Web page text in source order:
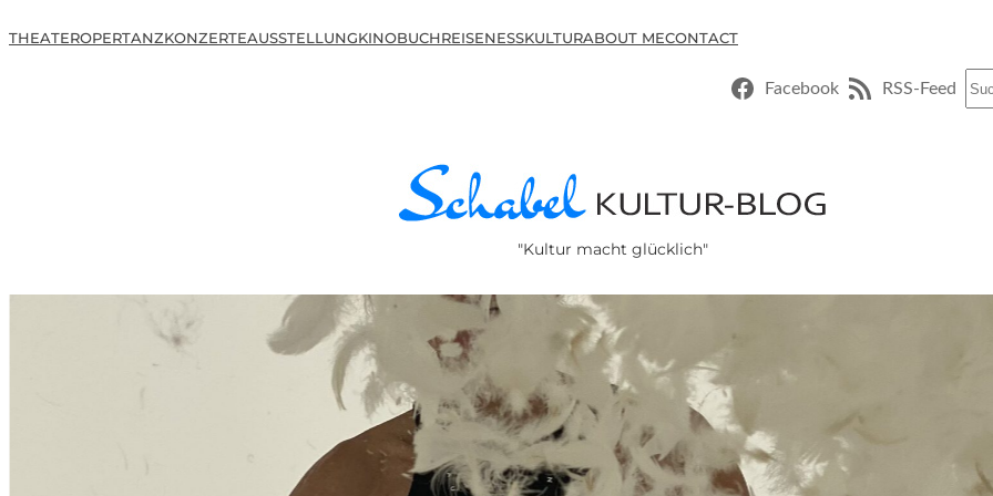
THEATEROPERTANZKONZERTEAUSSTELLUNGKINOBUCHREISENESSKULTURABOUT MECONTACT
Facebook RSS-Feed
"Kultur macht glücklich"